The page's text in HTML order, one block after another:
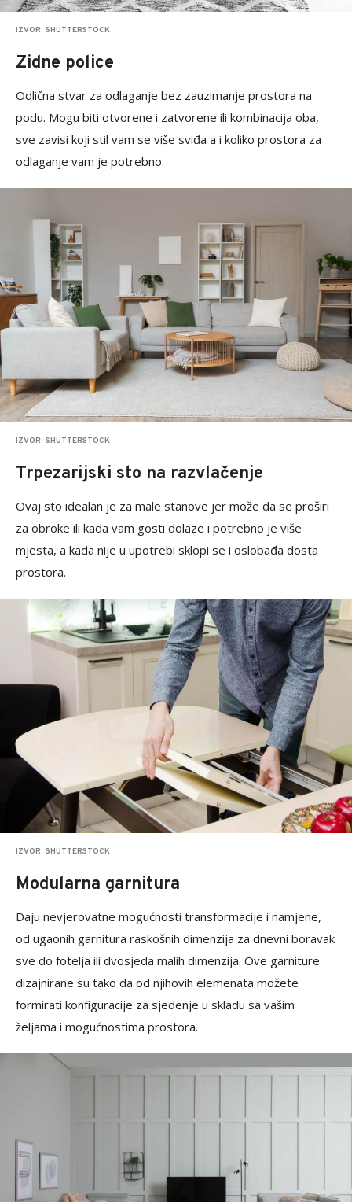
IZVOR: SHUTTERSTOCK
Zidne police
Odlična stvar za odlaganje bez zauzimanje prostora na
podu. Mogu biti otvorene i zatvorene ili kombinacija oba,
sve zavisi koji stil vam se više sviđa a i koliko prostora za
odlaganje vam je potrebno.
IZVOR: SHUTTERSTOCK
Trpezarijski sto na razvlačenje
Ovaj sto idealan je za male stanove jer može da se proširi
za obroke ili kada vam gosti dolaze i potrebno je više
mjesta, a kada nije u upotrebi sklopi se i oslobađa dosta
prostora.
IZVOR: SHUTTERSTOCK
Modularna garnitura
Daju nevjerovatne mogućnosti transformacije i namjene,
od ugaonih garnitura raskošnih dimenzija za dnevni boravak
sve do fotelja ili dvosjeda malih dimenzija. Ove garniture
dizajnirane su tako da od njihovih elemenata možete
formirati konfiguracije za sjedenje u skladu sa vašim
željama i mogućnostima prostora.